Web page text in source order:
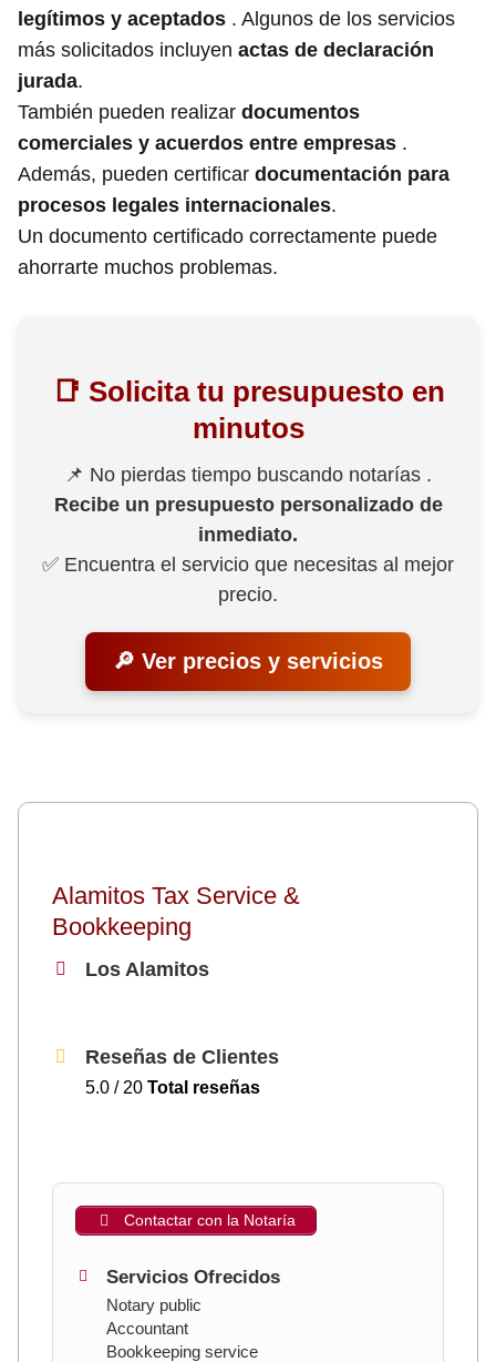
legítimos y aceptados . Algunos de los servicios
más solicitados incluyen actas de declaración
jurada.
También pueden realizar documentos
comerciales y acuerdos entre empresas .
Además, pueden certificar documentación para
procesos legales internacionales.
Un documento certificado correctamente puede
ahorrarte muchos problemas.
📑 Solicita tu presupuesto en
minutos
📌 No pierdas tiempo buscando notarías .
Recibe un presupuesto personalizado de
inmediato.
✅ Encuentra el servicio que necesitas al mejor
precio.
🔎 Ver precios y servicios
Alamitos Tax Service &
Bookkeeping
Los Alamitos
Reseñas de Clientes
5.0 / 20 Total reseñas
Contactar con la Notaría
Servicios Ofrecidos
Notary public
Accountant
Bookkeeping service